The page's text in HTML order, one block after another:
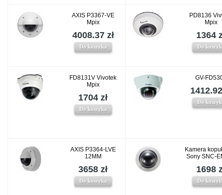
AXIS P3367-VE
Mpix
4008.37 zł
Do koszyka
PD8136
Mpix
1364
Do
FD8131V Vivotek
Mpix
1704 zł
Do koszyka
GV-
Do
AXIS P3364-LVE
12MM
3658 zł
Do koszyka
Kamera
Sony SNC-
1698
Do